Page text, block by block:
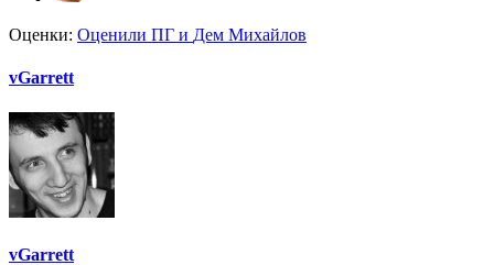
Оценки: Оценили ПГ и Дем Михайлов
vGarrett
vGarrett